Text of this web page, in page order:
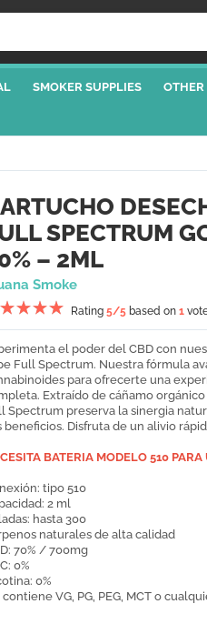
SMOKER SUPPLIES OTHER
SPECTRUM
– 2ML
Smoke
Rating 5/5 based on 1
el poder del CBD con
Full Spectrum. Nuestra fórmula
para ofrecerte una
Extraído de cáñamo
Spectrum preserva la sinergia
beneficios. Disfruta de un alivio
BATERIA MODELO 510 PARA
tipo 510
2 ml
hasta 300
naturales de alta calidad
70% / 700mg
0%
0%
contiene VG, PG, PEG, MCT o